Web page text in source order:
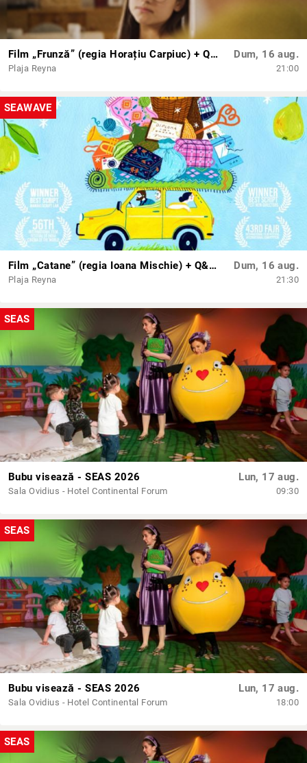
Film „Frunză” (regia Horațiu Carpiuc) + Q&A cu regizorul și Andi Vasluianu
Plaja Reyna
Dum, 16 aug.
21:00
SEAWAVE
Film „Catane” (regia Ioana Mischie) + Q&A cu regizoarea
Plaja Reyna
Dum, 16 aug.
21:30
SEAS
Bubu visează - SEAS 2026
Sala Ovidius - Hotel Continental Forum
Lun, 17 aug.
09:30
SEAS
Bubu visează - SEAS 2026
Sala Ovidius - Hotel Continental Forum
Lun, 17 aug.
18:00
SEAS